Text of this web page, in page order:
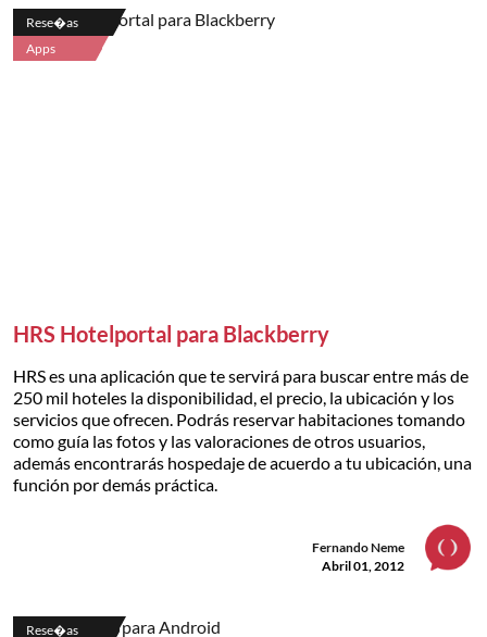
Rese�as
Apps
HRS Hotelportal para Blackberry
HRS es una aplicación que te servirá para buscar entre más de
250 mil hoteles la disponibilidad, el precio, la ubicación y los
servicios que ofrecen. Podrás reservar habitaciones tomando
como guía las fotos y las valoraciones de otros usuarios,
además encontrarás hospedaje de acuerdo a tu ubicación, una
función por demás práctica.
Fernando Neme
Abril 01, 2012
Rese�as